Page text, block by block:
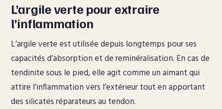
L’argile verte pour extraire
l’inflammation
L’argile verte est utilisée depuis longtemps pour ses
capacités d’absorption et de reminéralisation. En cas de
tendinite sous le pied, elle agit comme un aimant qui
attire l’inflammation vers l’extérieur tout en apportant
des silicates réparateurs au tendon.